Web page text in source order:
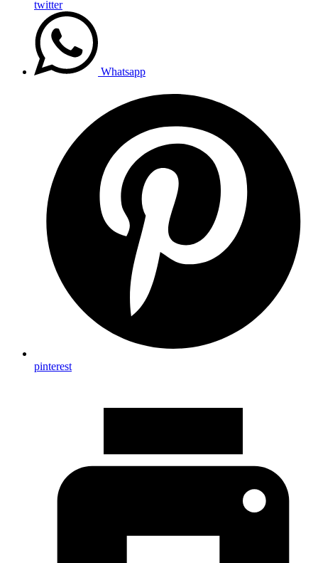
twitter
Whatsapp
pinterest